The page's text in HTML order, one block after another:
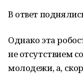
В ответ
Однако эта
не отсутствием
молодежи, а,